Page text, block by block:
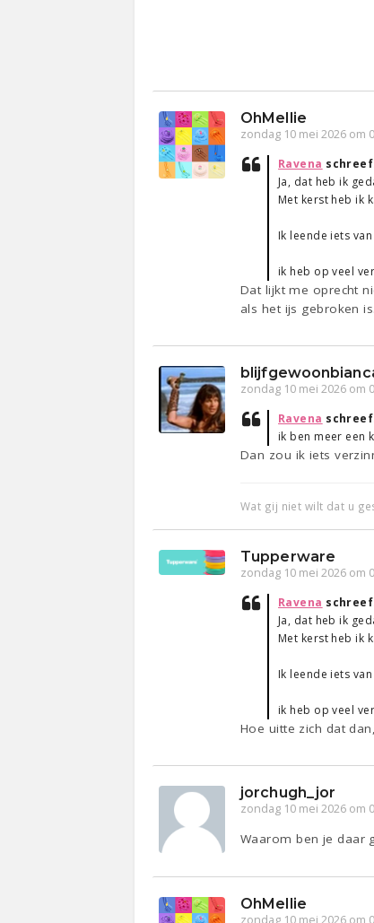
OhMellie
zondag 10 mei 2026 om
Ravena
Ja, dat heb ik
Met kerst heb ik
Ik leende iets
ik heb op veel
Dat lijkt me oprecht
als het ijs gebroken
zondag 10 mei 2026 om
Ravena
ik ben meer een
Dan zou ik iets
Wat gij niet wilt dat u
Tupperware
zondag 10 mei 2026 om
Ravena
Ja, dat heb ik
Met kerst heb ik
Ik leende iets
ik heb op veel
Hoe uitte zich dat
jorchugh_jor
zondag 10 mei 2026 om
Waarom ben je daar
OhMellie
zondag 10 mei 2026 om